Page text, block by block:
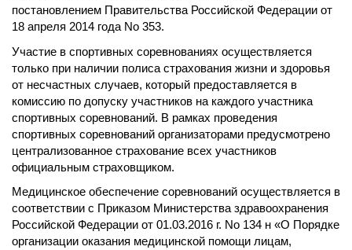
постановлением Правительства Российской Федерации от
18 апреля 2014 года No 353.
Участие в спортивных соревнованиях осуществляется
только при наличии полиса страхования жизни и здоровья
от несчастных случаев, который предоставляется в
комиссию по допуску участников на каждого участника
спортивных соревнований. В рамках проведения
спортивных соревнований организаторами предусмотрено
централизованное страхование всех участников
официальным страховщиком.
Медицинское обеспечение соревнований осуществляется в
соответствии с Приказом Министерства здравоохранения
Российской Федерации от 01.03.2016 г. No 134 н «О Порядке
организации оказания медицинской помощи лицам,